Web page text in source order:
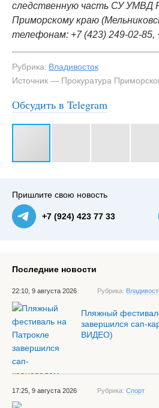
следственную часть СУ УМВД
Приморскому краю
телефонам: +7 (423) 249-02-85,
Рубрика: Владивосток
Источник — Прокуратура
Обсудить в Telegram
Пришлите свою новость
+7 (924) 423 77 33
Последние новости
22:10, 9 августа 2026 Рубрика:
Пляжный
завершился сап-
ВИДЕО)
17:25, 9 августа 2026 Рубрика: Спорт